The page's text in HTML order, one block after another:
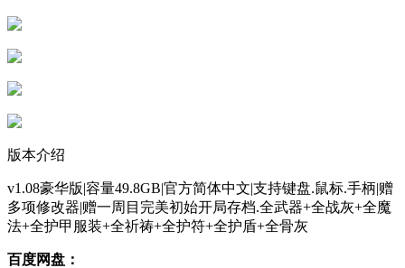
版本介绍
v1.08豪华版|容量49.8GB|官方简体中文|支持键盘.鼠标.手柄|赠
多项修改器|赠一周目完美初始开局存档.全武器+全战灰+全魔
法+全护甲服装+全祈祷+全护符+全护盾+全骨灰
百度网盘：